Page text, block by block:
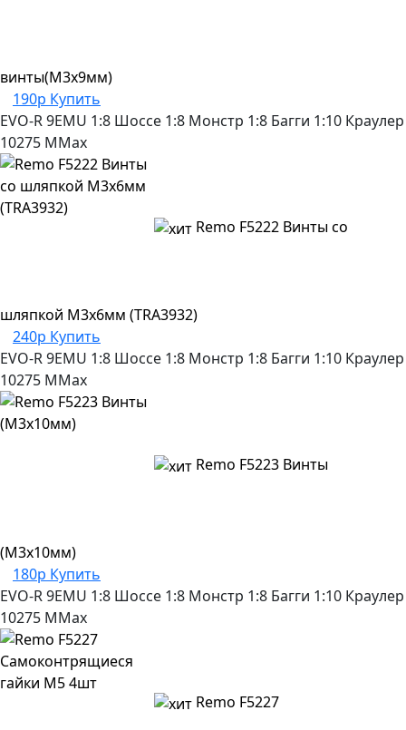
винты(M3x9мм)
190р Купить
EVO-R9EMU 1:8 Шоссе 1:8 Монстр 1:8 Багги 1:10 Краулер
10275 MMax
Remo F5222 Винты со
шляпкой M3x6мм (TRA3932)
240р Купить
EVO-R9EMU 1:8 Шоссе 1:8 Монстр 1:8 Багги 1:10 Краулер
10275 MMax
Remo F5223 Винты
(M3x10мм)
180р Купить
EVO-R9EMU 1:8 Шоссе 1:8 Монстр 1:8 Багги 1:10 Краулер
10275 MMax
Remo F5227